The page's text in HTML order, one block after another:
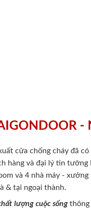
-
cửa chống cháy đã
hàng và đại lý tin tưởng
và 4 nhà máy -
& tại ngoại thành.
lượng cuộc sốngthông